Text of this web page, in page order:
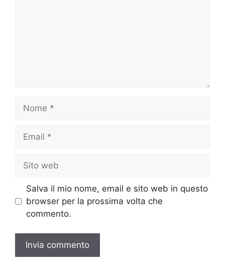
Nome
Email
Sito
web
Salva il mio nome, email e sito web in questo
browser per la prossima volta che
commento.